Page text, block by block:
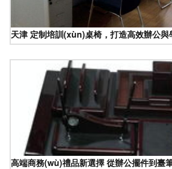
天津 定制培訓(xùn)桌椅，打造高效辦公
高端商務(wù)禮品新選擇 從辦公擺件到